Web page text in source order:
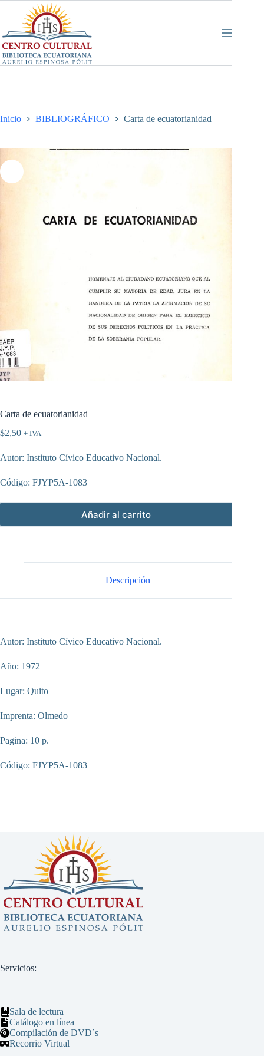
contenido
Inicio BIBLIOGRÁFICO Carta de ecuatorianidad
Carta de ecuatorianidad
$2,50 + IVA
Autor: Instituto Cívico Educativo Nacional.
Código: FJYP5A-1083
Añadir al carrito
Descripción
Autor: Instituto Cívico Educativo Nacional.
Año: 1972
Lugar: Quito
Imprenta: Olmedo
Pagina: 10 p.
Código: FJYP5A-1083
Servicios:
Sala de lectura
Catálogo en línea
Compilación de DVD´s
Recorrio Virtual